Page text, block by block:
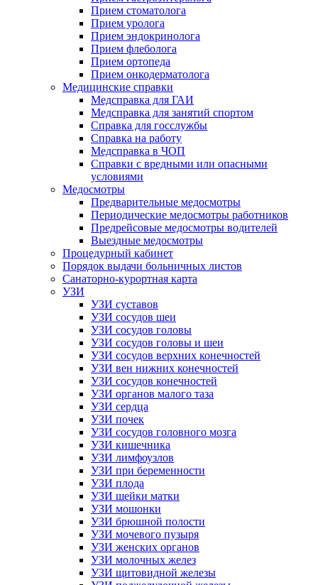
Прием стоматолога
Прием уролога
Прием эндокринолога
Прием флеболога
Прием ортопеда
Прием онкодерматолога
Медицинские справки
Медсправка для ГАИ
Медсправка для занятий спортом
Справка для госслужбы
Справка на работу
Медсправка в ЧОП
Справки с вредными или опасными
условиями
Медосмотры
Предварительные медосмотры
Периодические медосмотры работников
Предрейсовые медосмотры водителей
Выездные медосмотры
Процедурный кабинет
Порядок выдачи больничных листов
Санаторно-курортная карта
УЗИ
УЗИ суставов
УЗИ сосудов шеи
УЗИ сосудов головы
УЗИ сосудов головы и шеи
УЗИ сосудов верхних конечностей
УЗИ вен нижних конечностей
УЗИ сосудов конечностей
УЗИ органов малого таза
УЗИ сердца
УЗИ почек
УЗИ сосудов головного мозга
УЗИ кишечника
УЗИ лимфоузлов
УЗИ при беременности
УЗИ плода
УЗИ шейки матки
УЗИ мошонки
УЗИ брюшной полости
УЗИ мочевого пузыря
УЗИ женских органов
УЗИ молочных желез
УЗИ щитовидной железы